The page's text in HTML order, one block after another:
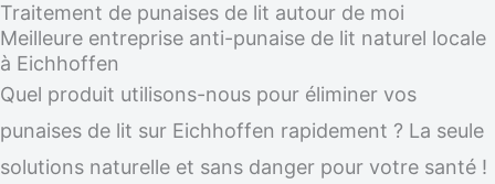
Traitement de punaises de lit autour de moi
Meilleure entreprise anti-punaise de lit naturel locale
à Eichhoffen
Quel produit utilisons-nous pour éliminer vos
punaises de lit sur Eichhoffen rapidement ? La seule
solutions naturelle et sans danger pour votre santé !